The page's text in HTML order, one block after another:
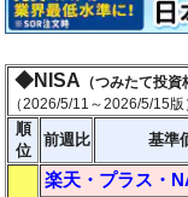
◆NISA （つみたて投
（2026/5/11～2026/5/15版
順
位
前週比 基準
楽天・プラス・